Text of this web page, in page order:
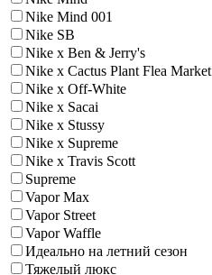
Nike Mind 001
Nike SB
Nike x Ben & Jerry's
Nike x Cactus Plant Flea Market
Nike x Off-White
Nike x Sacai
Nike x Stussy
Nike x Supreme
Nike x Travis Scott
Supreme
Vapor Max
Vapor Street
Vapor Waffle
Идеально на летний сезон
Тяжелый люкс